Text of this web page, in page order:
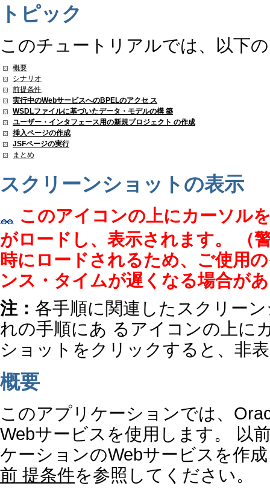
トピック
このチュートリアルでは、以下
概要
シナリオ
前提条件
実行中のWebサービスへのBPELのアクセ ス
WSDLファイルに基づいたデータ・モデルの構 築
ユーザー・インタフェース用の新規プロジェクト の作成
挿入ページの作成
JSFページの実行
まとめ
スクリーンショットの表示
このアイコンの上にカーソル
がロードし、表示されます。 （
時にロードされるため、ご使用
ンス・タイムが遅くなる場合が
注： 各手順に関連したスクリー
れの手順にあ るアイコンの上に
ショットをクリックすると、非
概要
このアプリケーションでは、
Webサービスを使用します。 以
ケーションのWebサービスを作
前 提条件を参照してください。